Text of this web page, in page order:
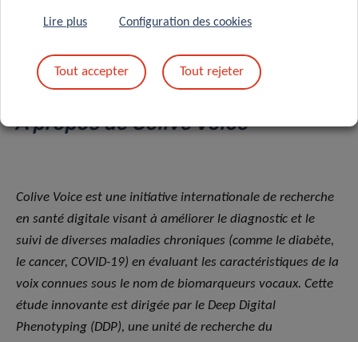
À propos de Colive Voice
Colive Voice est une initiative internationale de recherche
en santé digitale visant à améliorer le diagnostic et le
suivi de diverses maladies chroniques (comme le diabète,
le cancer, COVID-19) en évaluant les caractéristiques de la
voix connues sous le nom de biomarqueurs vocaux. Cette
étude innovante est dirigée par le Deep Digital
Phenotyping (DDP), une unité de recherche du
Lire plus Configuration des cookies
Tout accepter Tout rejeter